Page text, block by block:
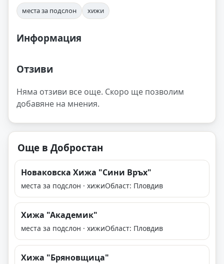
места за подслон хижи
Информация
Отзиви
Няма отзиви все още. Скоро ще позволим
добавяне на мнения.
Още в Добростан
Новаковска Хижа "Сини Връх"
места за подслон · хижиОбласт: Пловдив
Хижа "Академик"
места за подслон · хижиОбласт: Пловдив
Хижа "Бряновщица"